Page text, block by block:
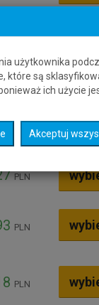
PLN
PLN
PLN
PLN
PLN
PLN
użytkownika
które są
ich użycie
Akceptuj